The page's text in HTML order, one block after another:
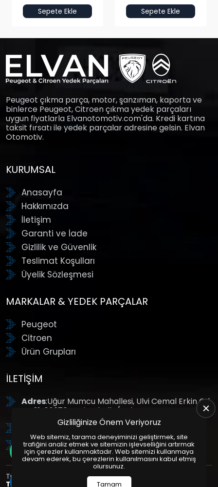
Sepete Ekle Sepete Ekle
Peugeot çıkma parça, motor, şanzıman, kaporta ve
binlerce Peugeot, Citroen çıkma yedek parçaları
uygun fiyatlarla Elvanotomotiv.com'da. Kredi kartına
taksit fırsatı ile yedek parçalar adresine gelsin. Elvan
Otomotiv.
KURUMSAL
Anasayfa
Hakkımızda
İletişim
Garanti ve İade
Gizlilik ve Güvenlik
Teslimat Koşulları
Üyelik Sözleşmesi
MARKALAR & YEDEK PARÇALAR
Peugeot
Citroen
Ürün Grupları
İLETIŞIM
Adres:Uğur Mumcu Mahallesi, Ulvi Cemal Erkin Cd.
No:61, 06370 Yenimahalle/Ankara
: +90 (312) 354 8888
GSM: +90 (532) 343 4085
Tüm Hakları Saklıdır. | Bu site Us Yazılım
Tasarım
Paketleri ile Hazırlanmıştır. © 2025
Gizliliğinize Önem Veriyoruz
Web sitemiz, tarama deneyiminizi geliştirmek, site
trafiğini analiz etmek ve sitemizin işlevselliğini artırmak
için çerezler kullanmaktadır. Web sitemizi kullanmaya
devam ederek, bu çerezlerin kullanılmasını kabul etmiş
olursunuz.
Tamam